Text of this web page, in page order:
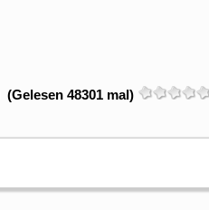
(Gelesen 48301 mal)